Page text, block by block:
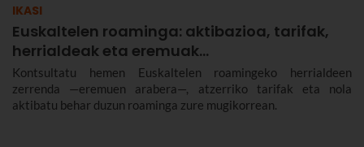
IKASI
Euskaltelen roaminga: aktibazioa, tarifak,
herrialdeak eta eremuak…
Kontsultatu hemen Euskaltelen roamingeko herrialdeen
zerrenda —eremuen arabera—, atzerriko tarifak eta nola
aktibatu behar duzun roaminga zure mugikorrean.